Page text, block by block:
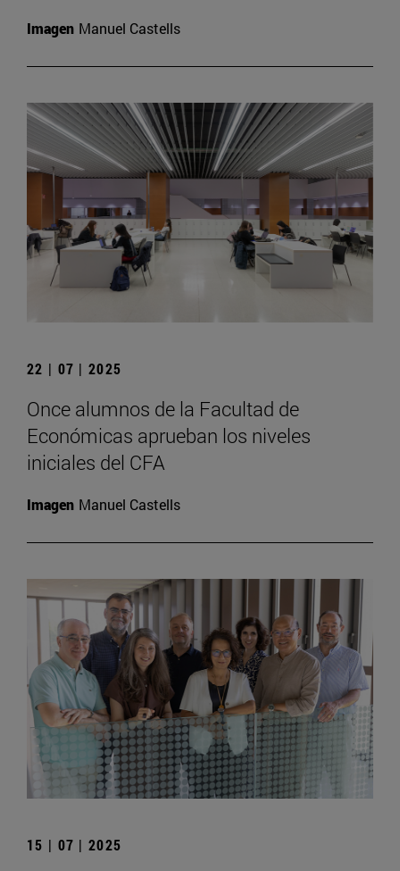
Imagen Manuel Castells
22 | 07 | 2025
Once alumnos de la Facultad de
Económicas aprueban los niveles
iniciales del CFA
Imagen Manuel Castells
15 | 07 | 2025